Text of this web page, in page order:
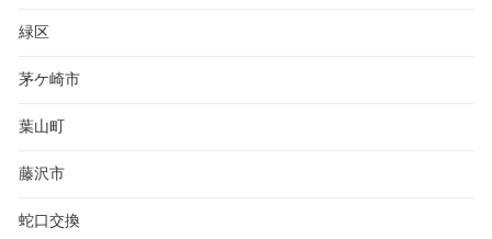
緑区
茅ケ崎市
葉山町
藤沢市
蛇口交換